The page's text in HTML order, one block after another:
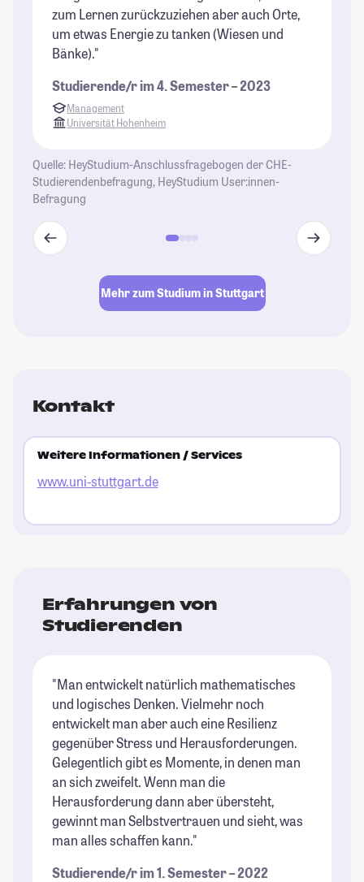
zum Lernen zurückzuziehen aber auch Orte,
um etwas Energie zu tanken (Wiesen und
Bänke)."
Studierende/r im 4. Semester – 2023
Management
Universität Hohenheim
Quelle: HeyStudium-Anschlussfragebogen der CHE-
Studierendenbefragung, HeyStudium User:innen-
Befragung
Mehr zum Studium in Stuttgart
Kontakt
Weitere Informationen / Services
www.uni-stuttgart.de
Erfahrungen von
Studierenden
"Man entwickelt natürlich mathematisches
und logisches Denken. Vielmehr noch
entwickelt man aber auch eine Resilienz
gegenüber Stress und Herausforderungen.
Gelegentlich gibt es Momente, in denen man
an sich zweifelt. Wenn man die
Herausforderung dann aber übersteht,
gewinnt man Selbstvertrauen und sieht, was
man alles schaffen kann."
Studierende/r im 1. Semester – 2022